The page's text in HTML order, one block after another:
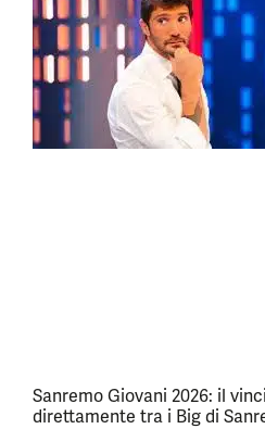
Sanremo Giovani 2026: il
direttamente tra i Big di